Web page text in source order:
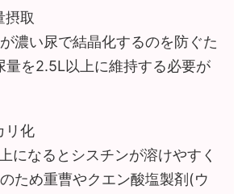
取
濃い尿で結晶化するのを防ぐた
量を2.5L以上に維持する必要が
化
になるとシスチンが溶けやすく
ため重曹やクエン酸塩製剤(ウ